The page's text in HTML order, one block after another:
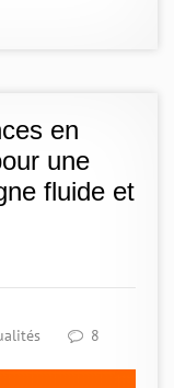
en
une
fluide et
8